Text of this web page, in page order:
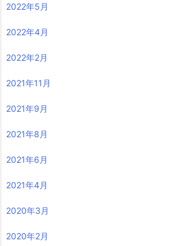
2022年5月
2022年4月
2022年2月
2021年11月
2021年9月
2021年8月
2021年6月
2021年4月
2020年3月
2020年2月